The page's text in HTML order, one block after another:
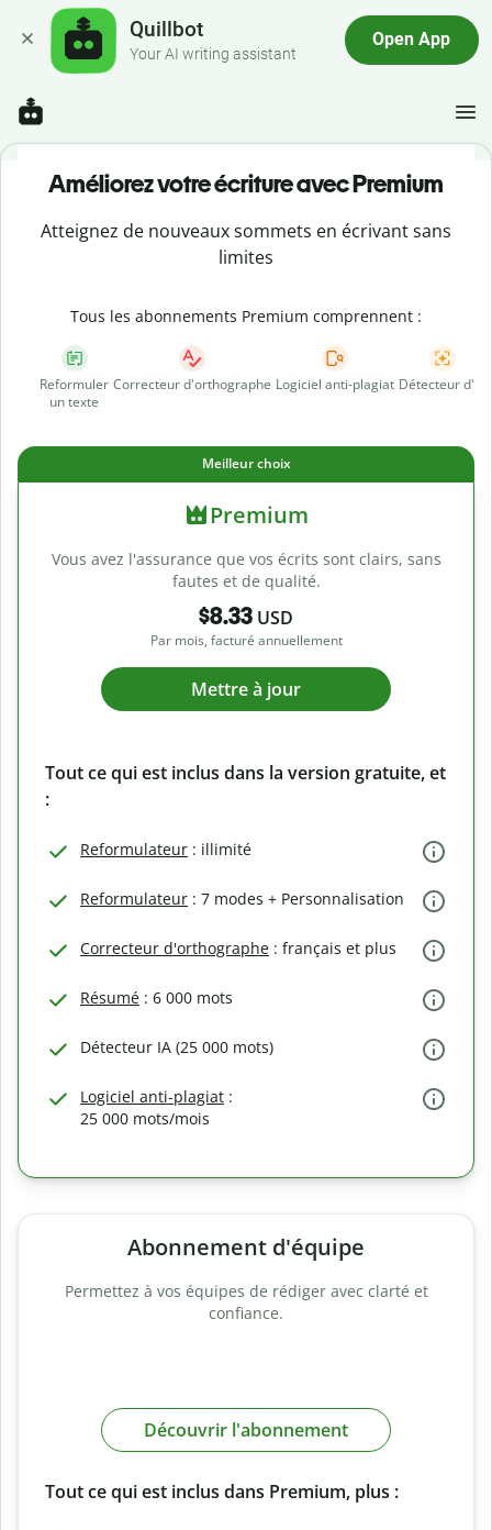
Quillbot
Your AI writing assistant
Open App
Améliorez votre écriture avec Premium
Atteignez de nouveaux sommets en écrivant sans
limites
Tous les abonnements Premium comprennent :
Reformuler
un texte
Correcteur d'orthographe Logiciel anti-plagiat Détecteur d'IA
Meilleur choix
Premium
Vous avez l'assurance que vos écrits sont clairs, sans
fautes et de qualité.
$8.33 USD
Par mois, facturé annuellement
Mettre à jour
Tout ce qui est inclus dans la version gratuite, et
:
Reformulateur : illimité
Reformulateur : 7 modes + Personnalisation
Correcteur d'orthographe : français et plus
Résumé : 6 000 mots
Détecteur IA (25 000 mots)
Logiciel anti-plagiat :
25 000 mots/mois
Abonnement d'équipe
Permettez à vos équipes de rédiger avec clarté et
confiance.
Découvrir l'abonnement
Tout ce qui est inclus dans Premium, plus :